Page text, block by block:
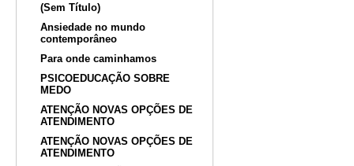
(Sem Título)
Ansiedade no mundo
contemporâneo
Para onde caminhamos
PSICOEDUCAÇÃO SOBRE
MEDO
ATENÇÃO NOVAS OPÇÕES DE
ATENDIMENTO
ATENÇÃO NOVAS OPÇÕES DE
ATENDIMENTO